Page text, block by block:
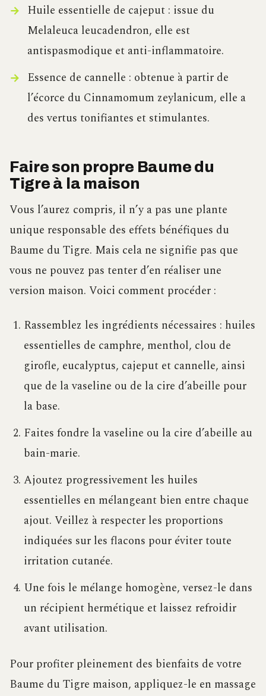
Huile essentielle de cajeput : issue du
Melaleuca leucadendron, elle est
antispasmodique et anti-inflammatoire.
Essence de cannelle : obtenue à partir de
l’écorce du Cinnamomum zeylanicum, elle a
des vertus tonifiantes et stimulantes.
Faire son propre Baume du
Tigre à la maison
Vous l’aurez compris, il n’y a pas une plante
unique responsable des effets bénéfiques du
Baume du Tigre. Mais cela ne signifie pas que
vous ne pouvez pas tenter d’en réaliser une
version maison. Voici comment procéder :
Rassemblez les ingrédients nécessaires : huiles
essentielles de camphre, menthol, clou de
girofle, eucalyptus, cajeput et cannelle, ainsi
que de la vaseline ou de la cire d’abeille pour
la base.
Faites fondre la vaseline ou la cire d’abeille au
bain-marie.
Ajoutez progressivement les huiles
essentielles en mélangeant bien entre chaque
ajout. Veillez à respecter les proportions
indiquées sur les flacons pour éviter toute
irritation cutanée.
Une fois le mélange homogène, versez-le dans
un récipient hermétique et laissez refroidir
avant utilisation.
Pour profiter pleinement des bienfaits de votre
Baume du Tigre maison, appliquez-le en massage